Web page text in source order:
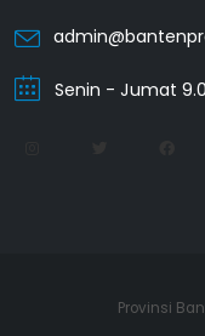
Senin - Jumat
Provinsi